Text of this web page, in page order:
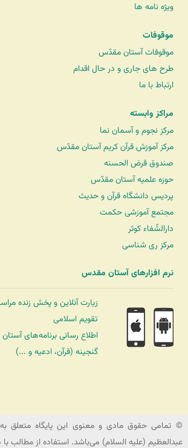
ویژه نامه ها
موقوفات
موقوفات آستان مقدّس
طرح های جاری و در حال اقدام
ارتباط با ما
مراکز وابسته
مرکز نجوم و آسمان نما
مرکز آموزش قرآن کریم آستان مقدّس
صندوق قرض الحسنه
حوزه علمیه آستان مقدّس
پردیس دانشگاه قرآن و حدیث
مجتمع آموزشی حکمت
دارالشّفاء کوثر
مرکز ری شناسی
نرم افزارهای آستان مقدس
زیارت آنلاین و پخش زنده
تقویم اسلامی
اطلاع رسانی برنامه‌های
گنجینه (قرآن، ادعیه و ...)
© تمامی حقوق مادی و معنوی این پایگاه
عبدالعظیم (علیه السلام) می‌باشد. استفاده از مطالب با